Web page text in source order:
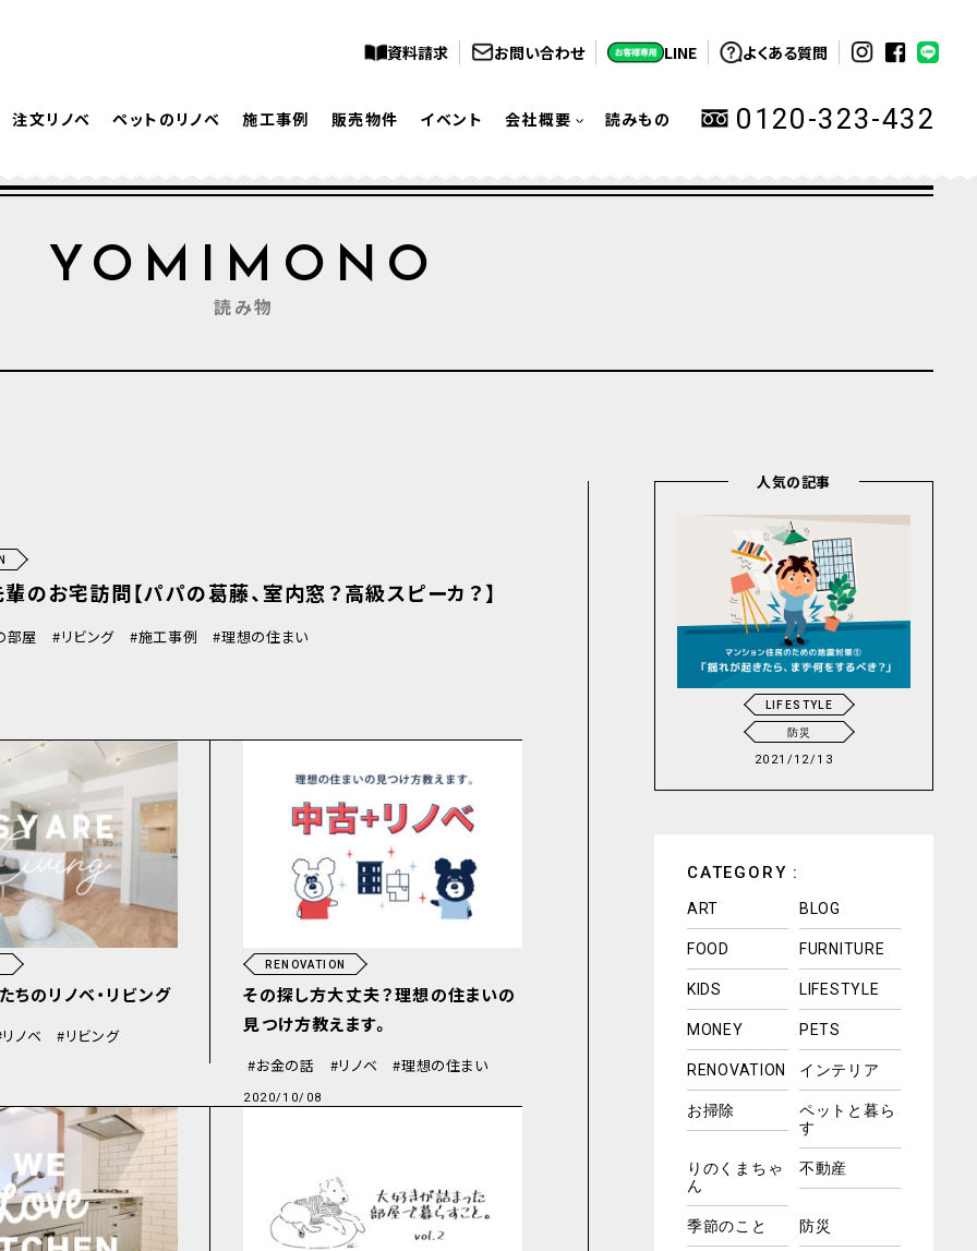
資料請求 お問い合わせ LINE よくある質問
注文リノベ ペットのリノベ 施工事例 販売物件 イベント 会社概要 読みもの 0120-323-432
YOMIMONO
読み物
のお宅訪問【パパの葛藤、室内窓？高級スピーカ？】
部屋 リビング 施工事例 理想の住まい
ちのリノベ・リビング
リノベ リビング
RENOVATION
その探し方大丈夫？理想の住まいの
見つけ方教えます。
お金の話 リノベ 理想の住まい
2020/10/08
人気の記事
LIFESTYLE
防災
2021/12/13
CATEGORY :
ART BLOG
FOOD FURNITURE
KIDS LIFESTYLE
MONEY PETS
RENOVATION インテリア
お掃除
ペットと暮ら
す
りのくまちゃ
ん
不動産
季節のこと 防災